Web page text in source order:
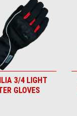
3/4 LIGHT
GLOVES